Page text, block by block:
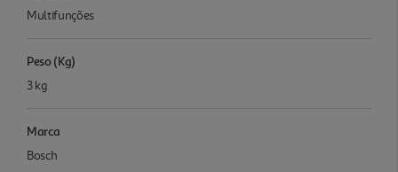
Multifunções
Peso (Kg)
3 kg
Marca
Bosch